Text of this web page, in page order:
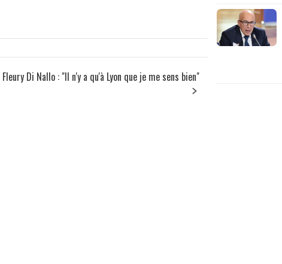
Fleury Di Nallo : "Il n'y a qu'à Lyon que je me sens bien"